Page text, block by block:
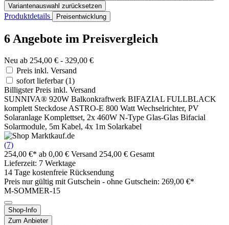
Variantenauswahl zurücksetzen
Produktdetails Preisentwicklung
6 Angebote im Preisvergleich
Neu ab 254,00 € - 329,00 €
Preis inkl. Versand
sofort lieferbar(1)
Billigster Preis inkl. Versand
SUNNIVA® 920W Balkonkraftwerk BIFAZIAL FULLBLACK
komplett Steckdose ASTRO-E 800 Watt Wechselrichter, PV
Solaranlage Komplettset, 2x 460W N-Type Glas-Glas Bifacial
Solarmodule, 5m Kabel, 4x 1m Solarkabel
(7)
254,00 €* ab 0,00 € Versand 254,00 € Gesamt
Lieferzeit: 7 Werktage
14 Tage kostenfreie Rücksendung
Preis nur gültig mit Gutschein - ohne Gutschein: 269,00 €*
M-SOMMER-15
Shop-Info
Zum Anbieter